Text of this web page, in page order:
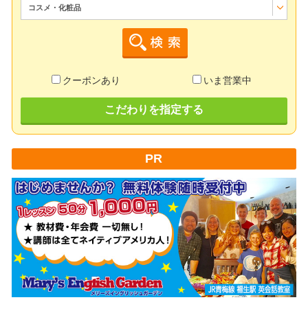
コスメ・化粧品
クーポンあり いま営業中
こだわりを指定する
PR